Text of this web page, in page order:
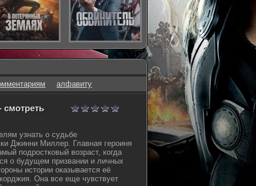
алфавиту
узнать о судьбе
Джинни Миллер. Главная героиня
подростковый возраст, когда
о будущем призвании и личных
истории оказывается её
Она все еще чувствует